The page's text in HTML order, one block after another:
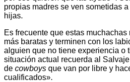
propias madres se ven sometidas
hijas.
Es frecuente que estas
más baratas y terminen con los
alguien que no tiene experiencia o
situación actual recuerda al
de cowboys que van por libre y
cualificados».